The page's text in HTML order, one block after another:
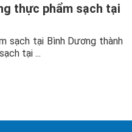
thực phẩm sạch tại
sạch tại Bình Dương thành
tại ...